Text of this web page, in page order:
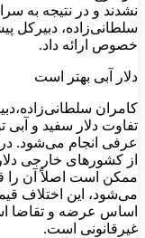
نشدند و در نتیجه به
سلطانی‌زاده، دبیرکل
خصوص ارائه داد.
دلار آبی بهتر است
کامران
تفاوت دلار سفید و آبی
عرفی انجام می‌شود. در
از کشورهای خارجی
ممکن است اصلاً آن را
می‌شود، این اختلاف
اساس عرضه و تقاضا
غیرقانونی است.